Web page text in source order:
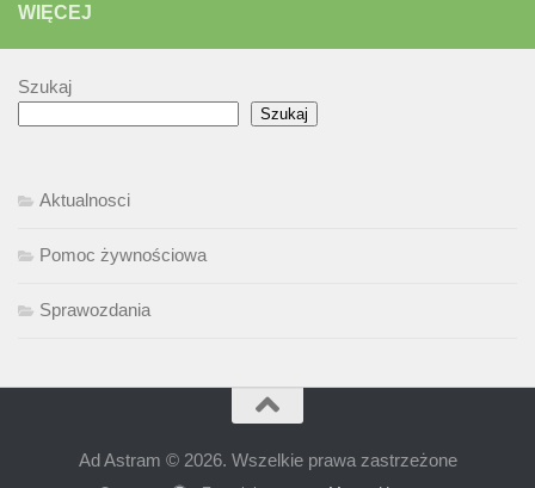
WIĘCEJ
Szukaj
Szukaj
Aktualnosci
Pomoc żywnościowa
Sprawozdania
Ad Astram © 2026. Wszelkie prawa zastrzeżone